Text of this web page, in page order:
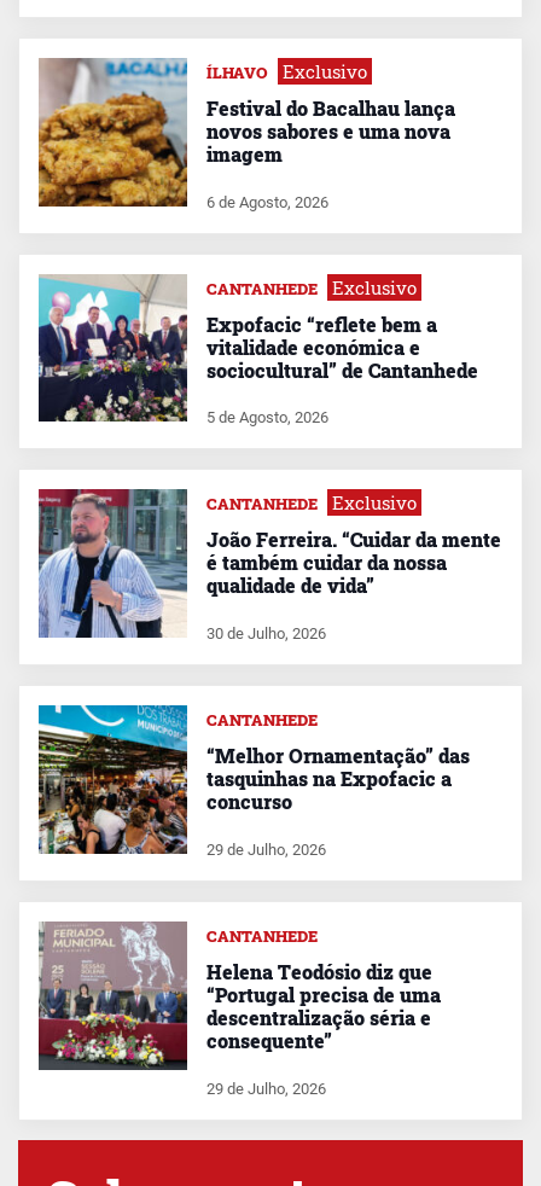
ÍLHAVO Exclusivo
Festival do Bacalhau lança
novos sabores e uma nova
imagem
6 de Agosto, 2026
CANTANHEDE Exclusivo
Expofacic “reflete bem a
vitalidade económica e
sociocultural” de Cantanhede
5 de Agosto, 2026
CANTANHEDE Exclusivo
João Ferreira. “Cuidar da mente
é também cuidar da nossa
qualidade de vida”
30 de Julho, 2026
CANTANHEDE
“Melhor Ornamentação” das
tasquinhas na Expofacic a
concurso
29 de Julho, 2026
CANTANHEDE
Helena Teodósio diz que
“Portugal precisa de uma
descentralização séria e
consequente”
29 de Julho, 2026